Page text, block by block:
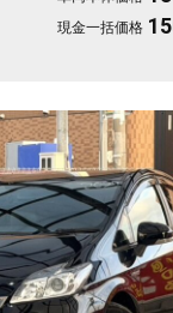
現金一括価格